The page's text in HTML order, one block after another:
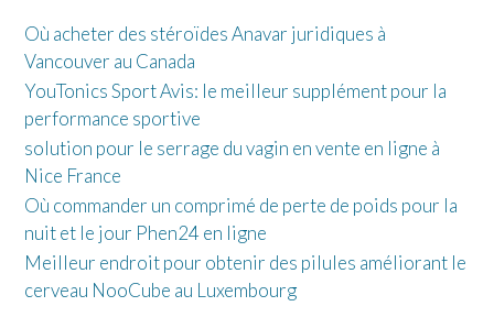
Où acheter des stéroïdes Anavar juridiques à
Vancouver au Canada
YouTonics Sport Avis: le meilleur supplément pour la
performance sportive
solution pour le serrage du vagin en vente en ligne à
Nice France
Où commander un comprimé de perte de poids pour la
nuit et le jour Phen24 en ligne
Meilleur endroit pour obtenir des pilules améliorant le
cerveau NooCube au Luxembourg